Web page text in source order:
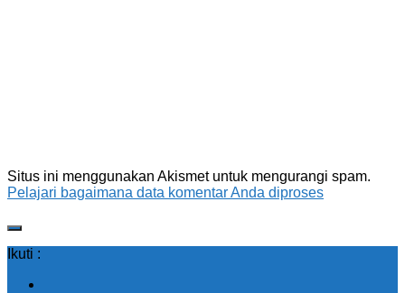
Situs ini menggunakan Akismet untuk mengurangi spam.
Pelajari bagaimana data komentar Anda diproses
Ikuti :